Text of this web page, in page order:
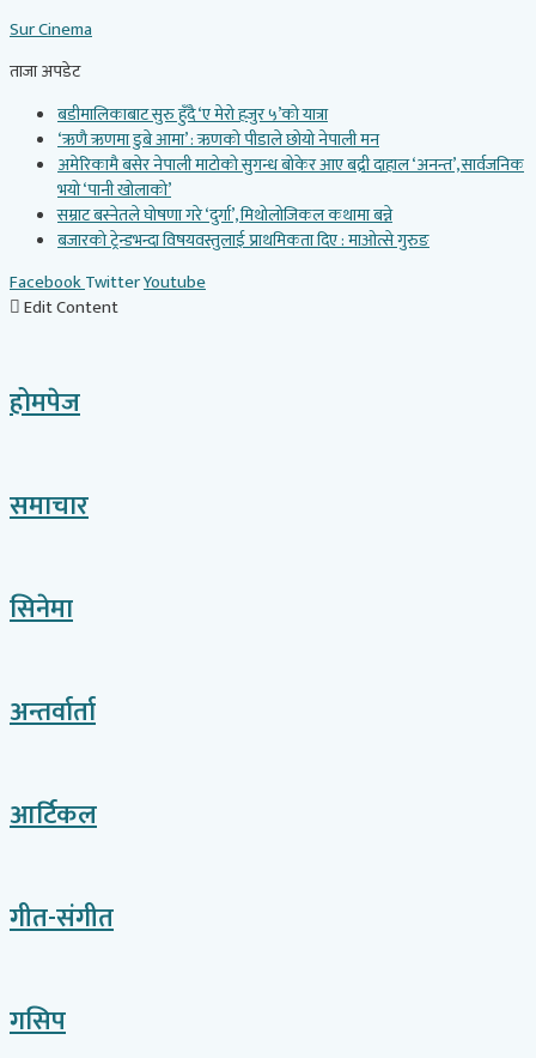
to
content
Sur Cinema
ताजा अपडेट
बडीमालिकाबाट सुरु हुँदै ‘ए मेरो हजुर ५’को यात्रा
‘ऋणै ऋणमा डुबे आमा’ : ऋणको पीडाले छोयो नेपाली मन
अमेरिकामै बसेर नेपाली माटोको सुगन्ध बोकेर आए बद्री दाहाल ‘अनन्त’, सार्वजनिक
भयो ‘पानी खोलाको’
सम्राट बस्नेतले घोषणा गरे ‘दुर्गा’, मिथोलोजिकल कथामा बन्ने
बजारको ट्रेन्डभन्दा विषयवस्तुलाई प्राथमिकता दिए : माओत्से गुरुङ
FacebookTwitterYoutube
Edit Content
होमपेज
समाचार
सिनेमा
अन्तर्वार्ता
आर्टिकल
गीत-संगीत
गसिप